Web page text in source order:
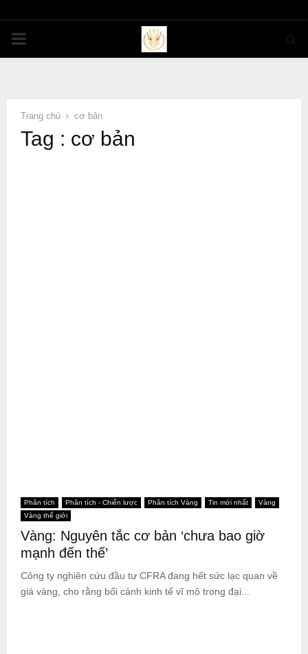
PRIMARY
Trang chủ cơ bản
Tag : cơ bản
Phân tích Phân tích - Chiến lược Phân tích Vàng Tin mới nhất
Vàng
Vàng thế giới
Vàng: Nguyên tắc cơ bản ‘chưa bao giờ
mạnh đến thế’
Công ty nghiên cứu đầu tư CFRA đang hết sức lạc quan về
giá vàng, cho rằng bối cảnh kinh tế vĩ mô trong đại...